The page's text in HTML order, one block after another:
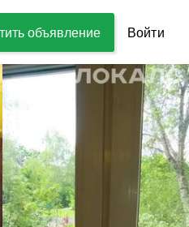
объявление Войти